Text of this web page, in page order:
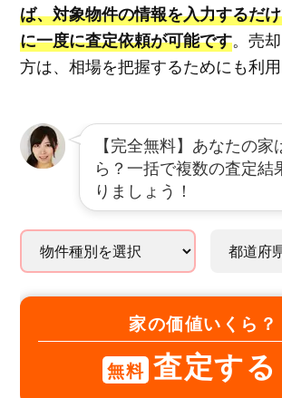
ば、対象物件の情報を入力するだ
に一度に査定依頼が可能です。売
方は、相場を把握するためにも利用
【完全無料】あなたの家
ら？一括で複数の査定結
りましょう！
家の価値いくら？
無料 査定する